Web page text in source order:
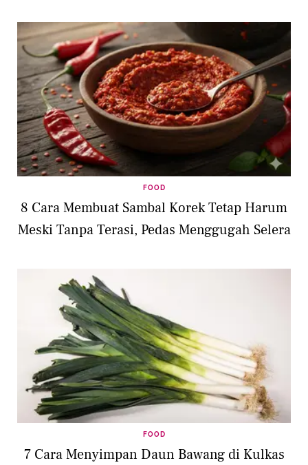
FOOD
8 Cara Membuat Sambal Korek Tetap Harum
Meski Tanpa Terasi, Pedas Menggugah Selera
FOOD
7 Cara Menyimpan Daun Bawang di Kulkas